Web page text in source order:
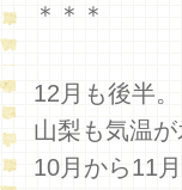
＊＊＊
12月も後半。
山梨も気温
10月から11